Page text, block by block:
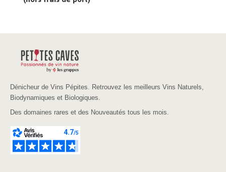
Dénicheur de Vins Pépites. Retrouvez les meilleurs Vins Naturels,
Biodynamiques et Biologiques.
Des domaines rares et des Nouveautés tous les mois.